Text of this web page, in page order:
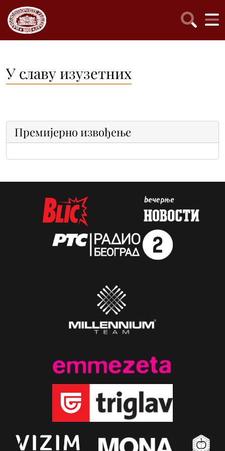
У славу изузетних
Премијерно извођење